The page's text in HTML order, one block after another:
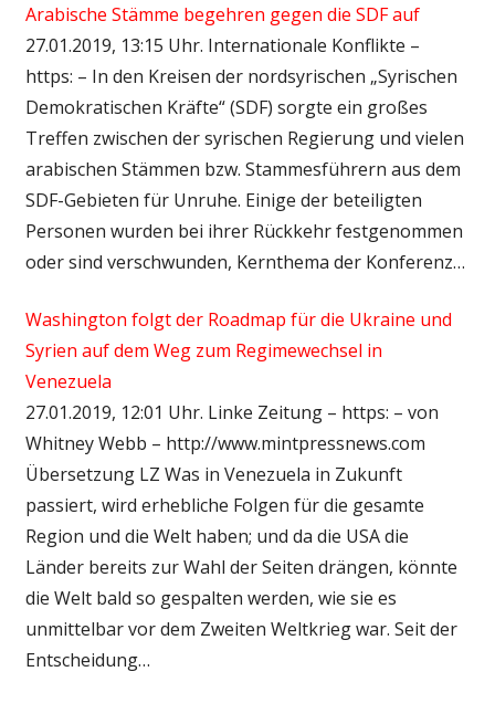
Arabische Stämme begehren gegen die SDF auf
27.01.2019, 13:15 Uhr. Internationale Konflikte –
https: – In den Kreisen der nordsyrischen „Syrischen
Demokratischen Kräfte“ (SDF) sorgte ein großes
Treffen zwischen der syrischen Regierung und vielen
arabischen Stämmen bzw. Stammesführern aus dem
SDF-Gebieten für Unruhe. Einige der beteiligten
Personen wurden bei ihrer Rückkehr festgenommen
oder sind verschwunden, Kernthema der Konferenz…
Washington folgt der Roadmap für die Ukraine und
Syrien auf dem Weg zum Regimewechsel in
Venezuela
27.01.2019, 12:01 Uhr. Linke Zeitung – https: – von
Whitney Webb – http://www.mintpressnews.com
Übersetzung LZ Was in Venezuela in Zukunft
passiert, wird erhebliche Folgen für die gesamte
Region und die Welt haben; und da die USA die
Länder bereits zur Wahl der Seiten drängen, könnte
die Welt bald so gespalten werden, wie sie es
unmittelbar vor dem Zweiten Weltkrieg war. Seit der
Entscheidung…